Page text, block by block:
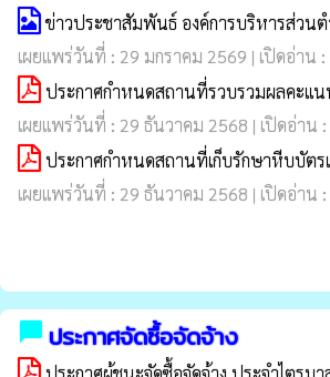
ข่าวประชาสัมพันธ์ องค์การบริหารส่ว
เผยแพร่วันที่ : 29 มกราคม 2569 | เปิดอ่าน :
ประกาศกำหนดสถานที่รวบรวมผลคะแ
เผยแพร่วันที่ : 29 ธันวาคม 2568 | เปิดอ่าน :
ประกาศกำหนดสถานที่เก็บรักษาหีบบัตร
เผยแพร่วันที่ : 29 ธันวาคม 2568 | เปิดอ่าน :
chat_bubble ประกาศจัดซื้อจัดจ้าง